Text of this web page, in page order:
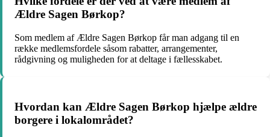
Ældre Sagen Børkop?
Som medlem af Ældre Sagen Børkop får man adgang til en
række medlemsfordele såsom rabatter, arrangementer,
rådgivning og muligheden for at deltage i fællesskabet.
Hvordan kan Ældre Sagen Børkop hjælpe ældre
borgere i lokalområdet?